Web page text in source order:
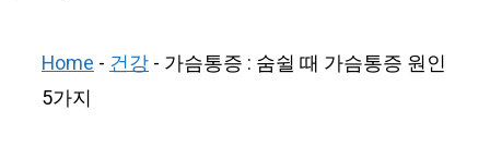
Home-건강- 가슴통증 : 숨쉴 때 가슴통증 원인
5가지